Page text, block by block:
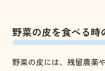
野菜の皮を食べる時
野菜の皮には、残留農薬